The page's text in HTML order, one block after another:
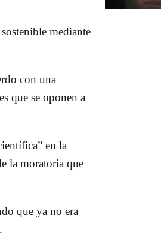
mediante
con una
que se oponen a
en la
la moratoria que
que ya no era